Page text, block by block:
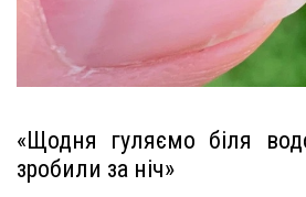
«Щодня гуляємо біля
зробили за ніч»